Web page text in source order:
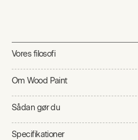
Vores filosofi
Om Wood Paint
Sådan gør du
Specifikationer